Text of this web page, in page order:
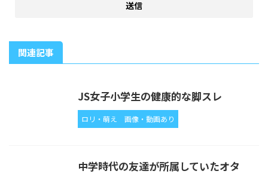
関連記事
JS女子小学生の健康的な脚スレ
ロリ・萌え 画像・動画あり
中学時代の友達が所属していたオタ